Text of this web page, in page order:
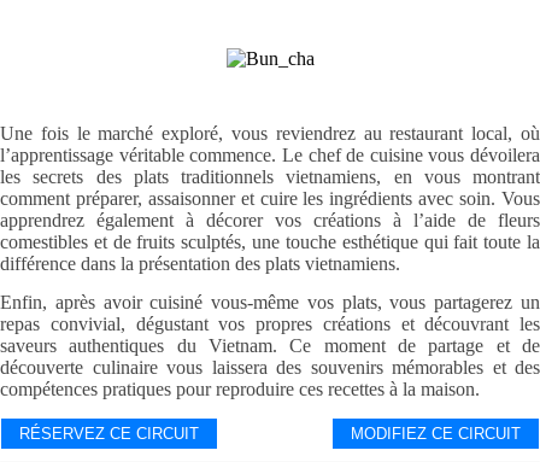
Une fois le marché exploré, vous reviendrez au restaurant local, où
l’apprentissage véritable commence. Le chef de cuisine vous dévoilera
les secrets des plats traditionnels vietnamiens, en vous montrant
comment préparer, assaisonner et cuire les ingrédients avec soin. Vous
apprendrez également à décorer vos créations à l’aide de fleurs
comestibles et de fruits sculptés, une touche esthétique qui fait toute la
différence dans la présentation des plats vietnamiens.
Enfin, après avoir cuisiné vous-même vos plats, vous partagerez un
repas convivial, dégustant vos propres créations et découvrant les
saveurs authentiques du Vietnam. Ce moment de partage et de
découverte culinaire vous laissera des souvenirs mémorables et des
compétences pratiques pour reproduire ces recettes à la maison.
RÉSERVEZ CE CIRCUIT MODIFIEZ CE CIRCUIT